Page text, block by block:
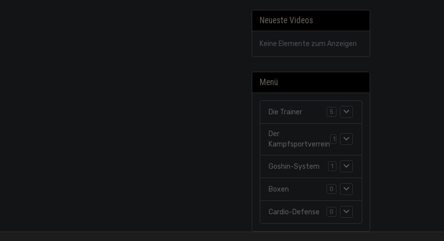
Neueste Videos
Keine Elemente zum Anzeigen
Menü
Die Trainer 5
Der
Kampfsportverrein
Goshin-System 1
Boxen 0
Cardio-Defense 0